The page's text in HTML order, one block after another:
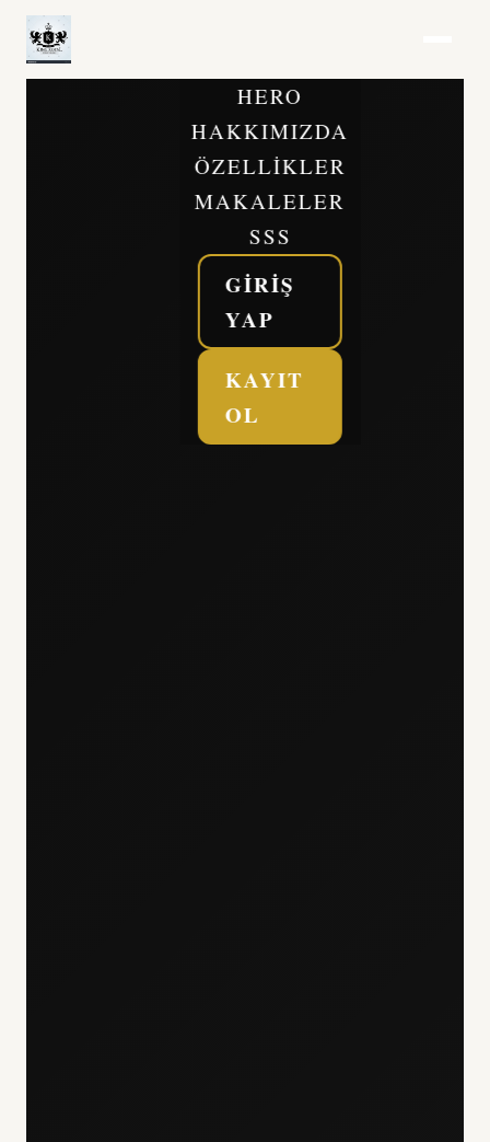
HERO
HAKKIMIZDA
ÖZELLIKLER
MAKALELER
SSS
GIRIŞ
YAP
KAYIT
OL